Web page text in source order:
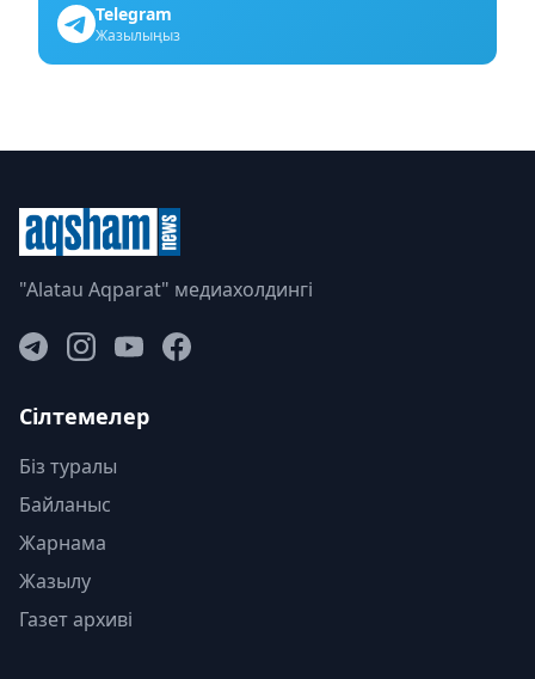
Telegram
Жазылыңыз
"Alatau Aqparat" медиахолдингі
Сілтемелер
Біз туралы
Байланыс
Жарнама
Жазылу
Газет архиві